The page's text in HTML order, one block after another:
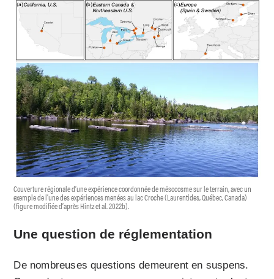
Couverture régionale d’une expérience coordonnée de mésocosme sur le terrain, avec un
exemple de l’une des expériences menées au lac Croche (Laurentides, Québec, Canada)
(figure modifiée d’après Hintz et al. 2022b).
Une question de réglementation
De nombreuses questions demeurent en suspens.